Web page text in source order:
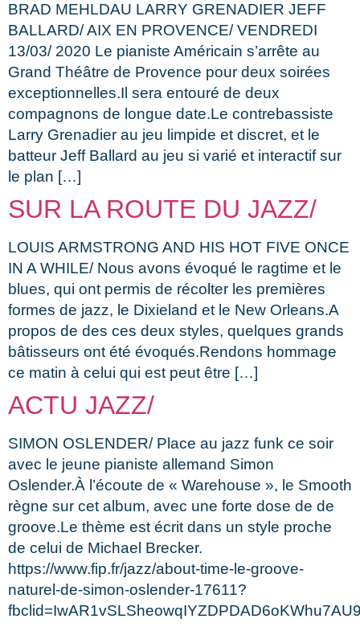
BRAD MEHLDAU LARRY GRENADIER JEFF
BALLARD/ AIX EN PROVENCE/ VENDREDI
13/03/ 2020 Le pianiste Américain s’arrête au
Grand Théâtre de Provence pour deux soirées
exceptionnelles.Il sera entouré de deux
compagnons de longue date.Le contrebassiste
Larry Grenadier au jeu limpide et discret, et le
batteur Jeff Ballard au jeu si varié et interactif sur
le plan […]
SUR LA ROUTE DU JAZZ/
LOUIS ARMSTRONG AND HIS HOT FIVE ONCE
IN A WHILE/ Nous avons évoqué le ragtime et le
blues, qui ont permis de récolter les premières
formes de jazz, le Dixieland et le New Orleans.A
propos de des ces deux styles, quelques grands
bâtisseurs ont été évoqués.Rendons hommage
ce matin à celui qui est peut être […]
ACTU JAZZ/
SIMON OSLENDER/ Place au jazz funk ce soir
avec le jeune pianiste allemand Simon
Oslender.À l’écoute de « Warehouse », le Smooth
règne sur cet album, avec une forte dose de de
groove.Le thème est écrit dans un style proche
de celui de Michael Brecker.
https://www.fip.fr/jazz/about-time-le-groove-
naturel-de-simon-oslender-17611?